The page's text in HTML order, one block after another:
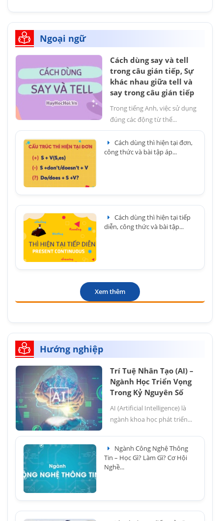
Ngoại ngữ
Cách dùng say và tell
trong câu gián tiếp, Sự
khác nhau giữa tell và
say trong câu gián tiếp
Trong tiếng Anh, việc sử dụng
đúng các động từ thể...
Cách dùng thì hiện tại đơn,
công thức và bài tập áp...
Cách dùng thì hiện tại tiếp
diễn, công thức và bài tập...
Xem thêm
Hướng nghiệp
Trí Tuệ Nhân Tạo (AI) –
Ngành Học Triển Vọng
Trong Kỷ Nguyên Số
AI (Artificial Intelligence) là
ngành khoa học phát triển...
Ngành Công Nghệ Thông
Tin – Học Gì? Làm Gì? Cơ Hội
Nghề...